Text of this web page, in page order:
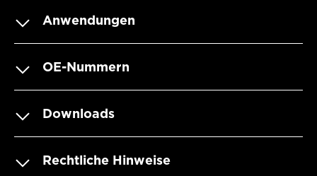
Anwendungen
OE-Nummern
Downloads
Rechtliche Hinweise